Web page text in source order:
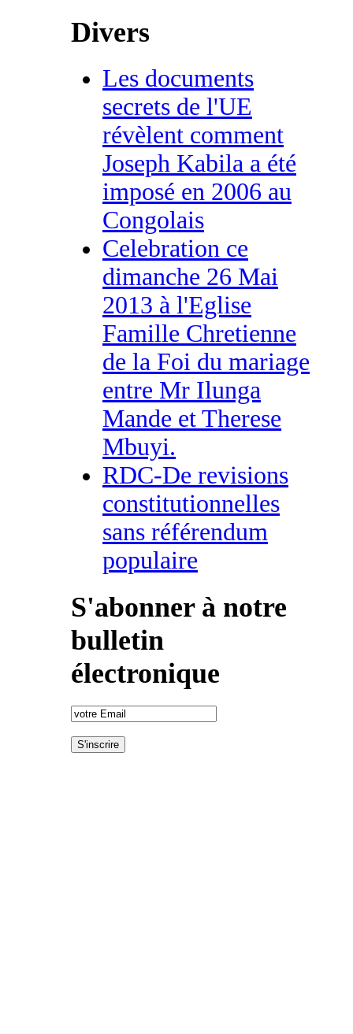
Divers
Les documents
secrets de l'UE
révèlent comment
Joseph Kabila a été
imposé en 2006 au
Congolais
Celebration ce
dimanche 26 Mai
2013 à l'Eglise
Famille Chretienne
de la Foi du mariage
entre Mr Ilunga
Mande et Therese
Mbuyi.
RDC-De revisions
constitutionnelles
sans référendum
populaire
S'abonner à notre
bulletin
électronique